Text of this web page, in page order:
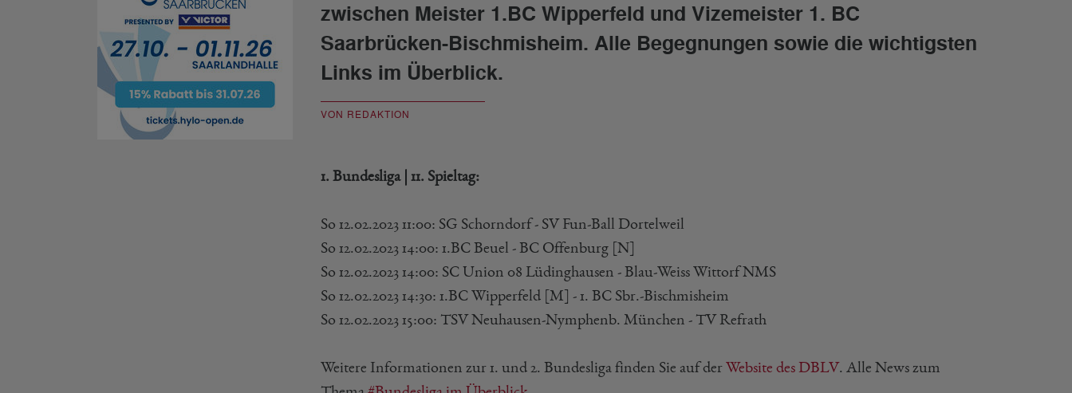
zwischen Meister 1.BC Wipperfeld und Vizemeister 1. BC
Saarbrücken-Bischmisheim. Alle Begegnungen sowie die wichtigsten
Links im Überblick.
VON REDAKTION
1. Bundesliga | 11. Spieltag:
So 12.02.2023 11:00: SG Schorndorf - SV Fun-Ball Dortelweil
So 12.02.2023 14:00: 1.BC Beuel - BC Offenburg [N]
So 12.02.2023 14:00: SC Union 08 Lüdinghausen - Blau-Weiss Wittorf NMS
So 12.02.2023 14:30: 1.BC Wipperfeld [M] - 1. BC Sbr.-Bischmisheim
So 12.02.2023 15:00: TSV Neuhausen-Nymphenb. München - TV Refrath
Weitere Informationen zur 1. und 2. Bundesliga finden Sie auf der Website des DBLV. Alle News zum